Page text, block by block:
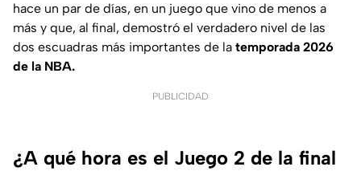
hace un par de días, en un juego que vino de menos a
más y que, al final, demostró el verdadero nivel de las
dos escuadras más importantes de la temporada 2026
de la NBA.
PUBLICIDAD
¿A qué hora es el Juego 2 de la final